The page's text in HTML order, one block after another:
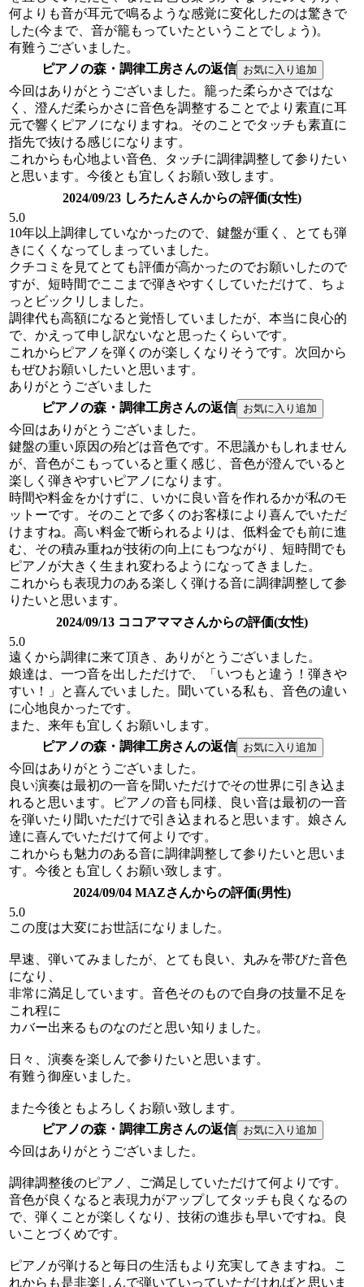
何よりも音が耳元で鳴るような感覚に変化したのは驚きで
した(今まで、音が籠もっていたということでしょう)。
有難うございました。
ピアノの森・調律工房さんの返信
今回はありがとうございました。籠った柔らかさではな
く、澄んだ柔らかさに音色を調整することでより素直に耳
元で響くピアノになりますね。そのことでタッチも素直に
指先で抜ける感じになります。
これからも心地よい音色、タッチに調律調整して参りたい
と思います。今後とも宜しくお願い致します。
2024/09/23 しろたんさんからの評価(女性)
5.0
10年以上調律していなかったので、鍵盤が重く、とても弾
きにくくなってしまっていました。
クチコミを見てとても評価が高かったのでお願いしたので
すが、短時間でここまで弾きやすくしていただけて、ちょ
っとビックリしました。
調律代も高額になると覚悟していましたが、本当に良心的
で、かえって申し訳ないなと思ったくらいです。
これからピアノを弾くのが楽しくなりそうです。次回から
もぜひお願いしたいと思います。
ありがとうございました
ピアノの森・調律工房さんの返信
今回はありがとうございました。
鍵盤の重い原因の殆どは音色です。不思議かもしれません
が、音色がこもっていると重く感じ、音色が澄んでいると
楽しく弾きやすいピアノになります。
時間や料金をかけずに、いかに良い音を作れるかが私のモ
ットーです。そのことで多くのお客様により喜んでいただ
けますね。高い料金で断られるよりは、低料金でも前に進
む、その積み重ねが技術の向上にもつながり、短時間でも
ピアノが大きく生まれ変わるようになってきました。
これからも表現力のある楽しく弾ける音に調律調整して参
りたいと思います。
2024/09/13 ココアママさんからの評価(女性)
5.0
遠くから調律に来て頂き、ありがとうございました。
娘達は、一つ音を出しただけで、「いつもと違う！弾きや
すい！」と喜んでいました。聞いている私も、音色の違い
に心地良かったです。
また、来年も宜しくお願いします。
ピアノの森・調律工房さんの返信
今回はありがとうございました。
良い演奏は最初の一音を聞いただけでその世界に引き込ま
れると思います。ピアノの音も同様、良い音は最初の一音
を弾いたり聞いただけで引き込まれると思います。娘さん
達に喜んでいただけて何よりです。
これからも魅力のある音に調律調整して参りたいと思いま
す。今後とも宜しくお願い致します。
2024/09/04 MAZさんからの評価(男性)
5.0
この度は大変にお世話になりました。
早速、弾いてみましたが、とても良い、丸みを帯びた音色
になり、
非常に満足しています。音色そのもので自身の技量不足を
これ程に
カバー出来るものなのだと思い知りました。
日々、演奏を楽しんで参りたいと思います。
有難う御座いました。
また今後ともよろしくお願い致します。
ピアノの森・調律工房さんの返信
今回はありがとうございました。
調律調整後のピアノ、ご満足していただけて何よりです。
音色が良くなると表現力がアップしてタッチも良くなるの
で、弾くことが楽しくなり、技術の進歩も早いですね。良
いことづくめです。
ピアノが弾けると毎日の生活もより充実してきますね。こ
れからも是非楽しんで弾いていっていただければと思いま